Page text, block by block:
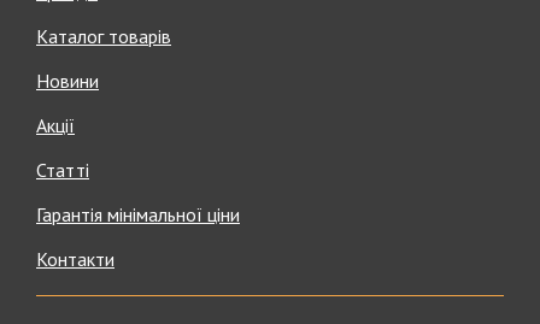
Каталог товарів
Новини
Акції
Статті
Гарантія мінімальної ціни
Контакти